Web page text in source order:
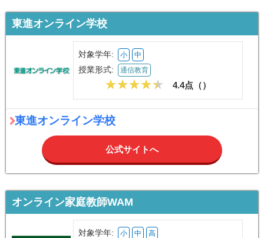
東進オンライン学校
対象学年: 小 中
授業形式: 通信教育
4.4点（）
東進オンライン学校
公式サイトへ
オンライン家庭教師WAM
対象学年: 小 中 高